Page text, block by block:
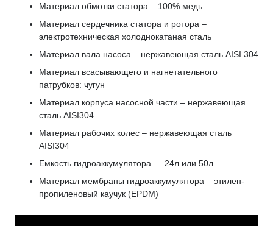
Материал обмотки статора – 100% медь
Материал сердечника статора и ротора –
электротехническая холоднокатаная сталь
Материал вала насоса – нержавеющая сталь AISI 304
Материал всасывающего и нагнетательного
патрубков: чугун
Материал корпуса насосной части – нержавеющая
сталь AISI304
Материал рабочих колес – нержавеющая сталь
AISI304
Емкость гидроаккумулятора — 24л или 50л
Материал мембраны гидроаккумулятора – этилен-
пропиленовый каучук (EPDM)